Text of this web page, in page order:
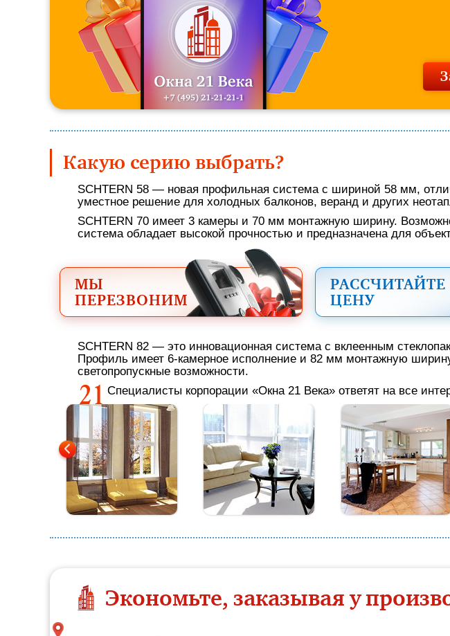
Какую серию выбрать?
SCHTERN 58 — новая профильная система с шириной 58 мм,
уместное решение для холодных балконов, веранд и других
SCHTERN 70 имеет 3 камеры и 70 мм монтажную ширину.
система обладает высокой прочностью и предназначена для
МЫ
ПЕРЕЗВОНИМ
РАССЧИТАЙТЕ
ЦЕНУ
SCHTERN 82 — это инновационная система с вклеенным
Профиль имеет 6-камерное исполнение и 82 мм монтажную
светопропускные возможности.
Специалисты корпорации «Окна 21 Века» ответят на все
Экономьте, заказывая у